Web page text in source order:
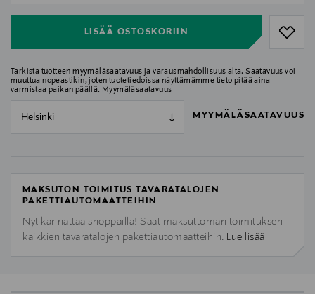
LISÄÄ OSTOSKORIIN
Tarkista tuotteen myymäläsaatavuus ja varausmahdollisuus alta. Saatavuus voi
muuttua nopeastikin, joten tuotetiedoissa näyttämämme tieto pitää aina
varmistaa paikan päällä. Myymäläsaatavuus
Helsinki MYYMÄLÄSAATAVUUS
MAKSUTON TOIMITUS TAVARATALOJEN
PAKETTIAUTOMAATTEIHIN
Nyt kannattaa shoppailla! Saat maksuttoman toimituksen
kaikkien tavaratalojen pakettiautomaatteihin. Lue lisää